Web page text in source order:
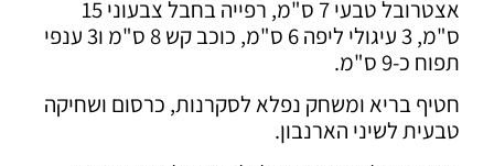
אצטרובל טבעי 7 ס"מ, רפייה בחבל צבעוני 15
ס"מ, 3 עיגולי ליפה 6 ס"מ, כוכב קש 8 ס"מ ו3 ענפי
תפוח כ-9 ס"מ.
חטיף בריא ומשחק נפלא לסקרנות, כרסום ושחיקה
טבעית לשיני הארנבון.